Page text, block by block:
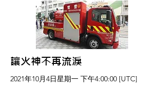
讓火神不再流淚
2021年10月4日星期一 下午4:00:00 [UTC]